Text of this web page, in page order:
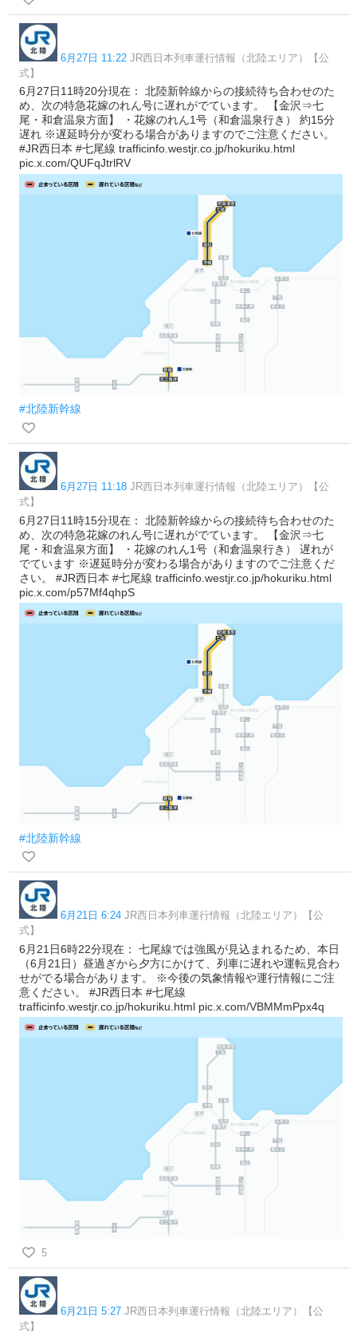
6月27日 11:22 JR西日本列車運行情報（北陸エリア）【公
式】
6月27日11時20分現在： 北陸新幹線からの接続待ち合わせのた
め、次の特急花嫁のれん号に遅れがでています。 【金沢⇒七
尾・和倉温泉方面】 ・花嫁のれん1号（和倉温泉行き） 約15分
遅れ ※遅延時分が変わる場合がありますのでご注意ください。
#JR西日本 #七尾線 trafficinfo.westjr.co.jp/hokuriku.html
pic.x.com/QUFqJtrlRV
#北陸新幹線
6月27日 11:18 JR西日本列車運行情報（北陸エリア）【公
式】
6月27日11時15分現在： 北陸新幹線からの接続待ち合わせのた
め、次の特急花嫁のれん号に遅れがでています。 【金沢⇒七
尾・和倉温泉方面】 ・花嫁のれん1号（和倉温泉行き） 遅れが
でています ※遅延時分が変わる場合がありますのでご注意くだ
さい。 #JR西日本 #七尾線 trafficinfo.westjr.co.jp/hokuriku.html
pic.x.com/p57Mf4qhpS
#北陸新幹線
6月21日 6:24 JR西日本列車運行情報（北陸エリア）【公
式】
6月21日6時22分現在： 七尾線では強風が見込まれるため、本日
（6月21日）昼過ぎから夕方にかけて、列車に遅れや運転見合わ
せがでる場合があります。 ※今後の気象情報や運行情報にご注
意ください。 #JR西日本 #七尾線
trafficinfo.westjr.co.jp/hokuriku.html pic.x.com/VBMMmPpx4q
5
6月21日 5:27 JR西日本列車運行情報（北陸エリア）【公
式】